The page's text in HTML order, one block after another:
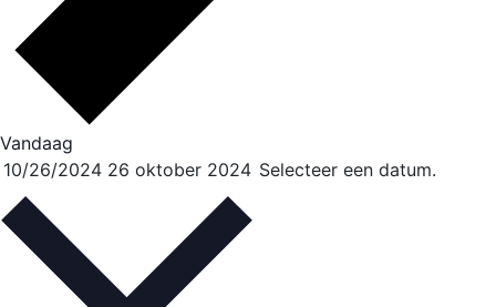
Vandaag
10/26/2024 26 oktober 2024 Selecteer een datum.